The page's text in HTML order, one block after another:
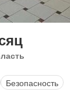
Безопасность